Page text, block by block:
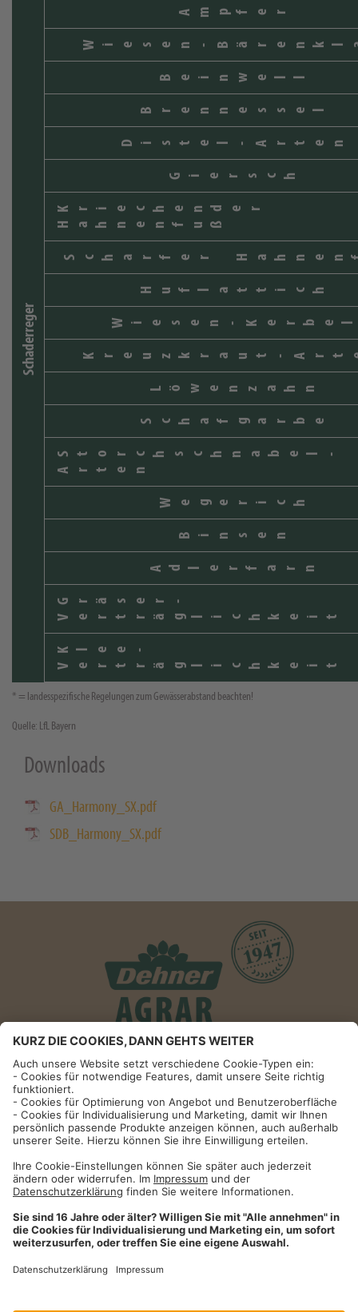
Schaderreger
Klee-
Verträglichkeit
Gräser-
Verträglichkeit
Adlerfarn
Binsen
Wegerich
Storchschnabel-
Arten
Schafgarbe
Löwenzahn
Kreuzkraut-
Wiesen-Kerbel
Huflattich
Scharfer
Kriechender
Hahnenfuß
Giersch
Distel-Arten
Brennessel
Beinwell
Wiesen-
Ampfer
* = landesspezifische Regelungen zum Gewässerabstand beachten!
Quelle: LfL Bayern
Downloads
GA_Harmony_SX.pdf
SDB_Harmony_SX.pdf
Informationen
Impressum
Datenschutzhinweise
AGB und Widerrufsbelehrung
Dehner Unternehmen
Cookie-Einstellungen
Dehner Agrar GmbH & Co. KG